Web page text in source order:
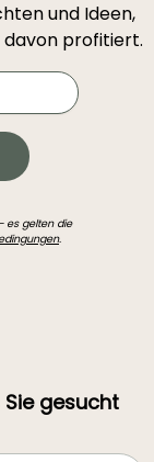
und Ideen,
profitiert.
es gelten die
.
gesucht